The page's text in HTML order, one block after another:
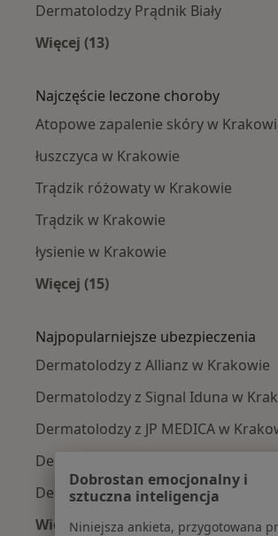
Dermatolodzy Prądnik Biały
Więcej (13)
Najczęście leczone choroby
Atopowe zapalenie skóry w
łuszczyca w Krakowie
Trądzik różowaty w Krakowie
Trądzik w Krakowie
łysienie w Krakowie
Więcej (15)
Najpopularniejsze ubezpieczenia
Dermatolodzy z Allianz w Krakowie
Dermatolodzy z Signal Iduna w
Dermatolodzy z JP MEDICA w
Dermatolodzy z TU Zdrowie w
Dermatolodzy z Świat Zdrowia w
Więcej (5)
Dobrostan emocjonalny i
sztuczna inteligencja
Niniejsza ankieta, przygotowana